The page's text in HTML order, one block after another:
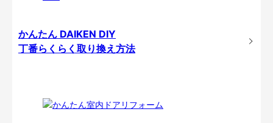
かんたん DAIKEN DIY
丁番らくらく取り換え方法